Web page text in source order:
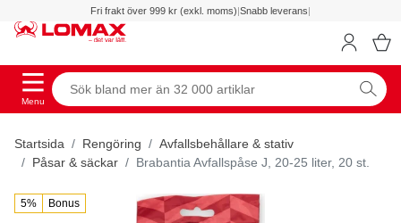
Fri frakt över 999 kr (exkl. moms)|Snabb leverans|
Menu
Startsida Rengöring
Avfallsbehållare & stativ
Påsar & säckar
Brabantia Avfallspåse J, 20-25 liter, 20 st.
5% Bonus